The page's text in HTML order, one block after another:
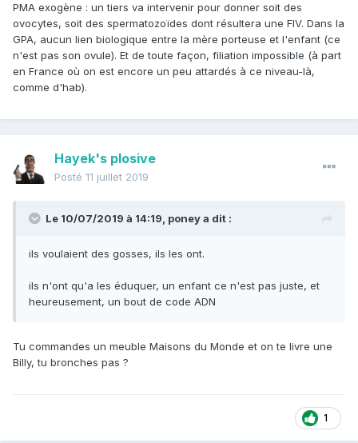
PMA exogène : un tiers va intervenir pour donner soit des
ovocytes, soit des spermatozoïdes dont résultera une FIV. Dans la
GPA, aucun lien biologique entre la mère porteuse et l'enfant (ce
n'est pas son ovule). Et de toute façon, filiation impossible (à part
en France où on est encore un peu attardés à ce niveau-là,
comme d'hab).
Hayek's plosive
Posté 11 juillet 2019
Le 10/07/2019 à 14:19, poneya dit :
ils voulaient des gosses, ils les ont.
ils n'ont qu'a les éduquer, un enfant ce n'est pas juste, et
heureusement, un bout de code ADN
Tu commandes un meuble Maisons du Monde et on te livre une
Billy, tu bronches pas ?
1